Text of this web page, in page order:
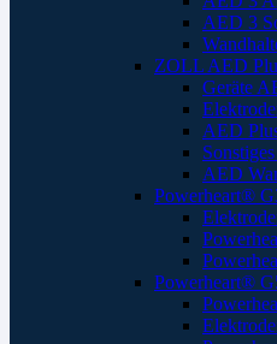
AED 3
ZOLL AED
Geräte
AED
AED
Powerheart®
Powerheart®